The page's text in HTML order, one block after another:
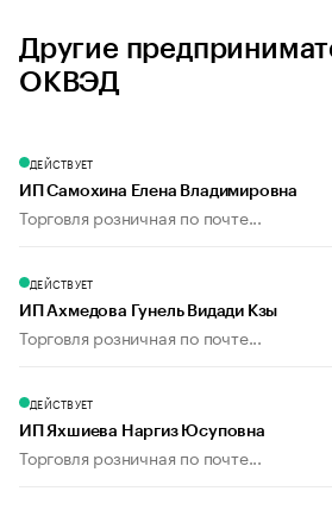
Другие
ОКВЭД
ДЕЙСТВУЕТ
ИП Самохина Елена Владимировна
Торговля розничная по почте...
ДЕЙСТВУЕТ
ИП Ахмедова Гунель Видади Кзы
Торговля розничная по почте...
ДЕЙСТВУЕТ
ИП Яхшиева Наргиз Юсуповна
Торговля розничная по почте...